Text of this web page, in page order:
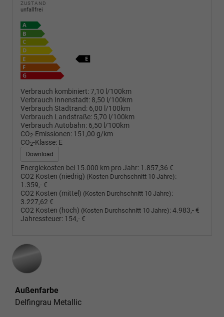
ZUSTAND
unfallfrei
Verbrauch kombiniert:7,10 l/100km
Verbrauch Innenstadt: 8,50 l/100km
Verbrauch Stadtrand: 6,00 l/100km
Verbrauch Landstraße: 5,70 l/100km
Verbrauch Autobahn: 6,50 l/100km
CO2-Emissionen: 151,00 g/km
CO2-Klasse: E
Download
Energiekosten bei 15.000 km pro Jahr: 1.857,36 €
CO2 Kosten (niedrig) (Kosten Durchschnitt 10 Jahre):
1.359,- €
CO2 Kosten (mittel) (Kosten Durchschnitt 10 Jahre):
3.227,62 €
CO2 Kosten (hoch) (Kosten Durchschnitt 10 Jahre):4.983,- €
Jahressteuer: 154,- €
Außenfarbe
Delfingrau Metallic